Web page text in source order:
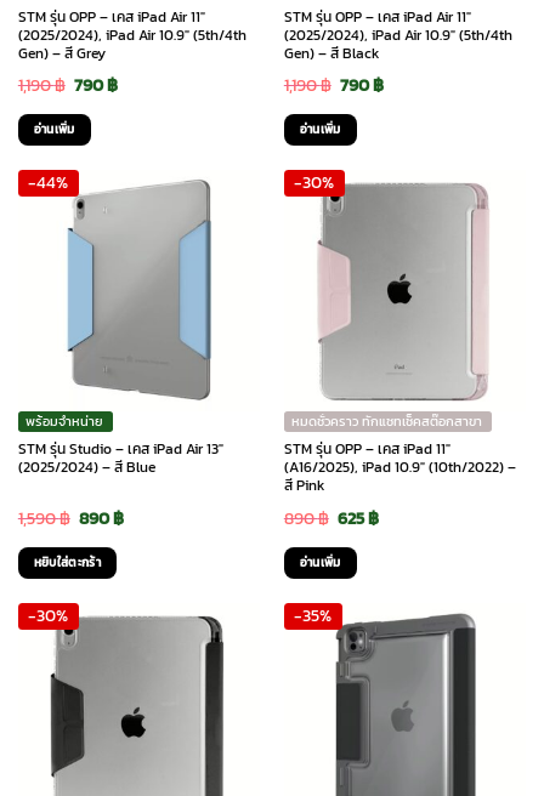
STM รุ่น OPP – เคส iPad Air 11″
(2025/2024), iPad Air 10.9″ (5th/4th
Gen) – สี Grey
1,190฿ Original
price
was:
1,190 ฿.
790฿Current
790 ฿.
อ่านเพิ่ม
STM รุ่น OPP – เคส iPad Air 11″
(2025/2024), iPad Air 10.9″ (5th/4th
Gen) – สี Black
1,190฿ Original
price
was:
1,190 ฿.
790฿Current
790 ฿.
อ่านเพิ่ม
-44%
พร้อมจำหน่าย
STM รุ่น Studio – เคส iPad Air 13″
(2025/2024) – สี Blue
1,590฿ Original
price
was:
1,590 ฿.
890฿Current
890 ฿.
หยิบใส่ตะกร้า
-30%
หมดชั่วคราว ทักแชทเช็คสต๊อกสาขา
STM รุ่น OPP – เคส iPad 11″
(A16/2025), iPad 10.9″ (10th/2022) –
สี Pink
890฿ Original
price
was:
890 ฿.
625฿Current
625 ฿.
อ่านเพิ่ม
-30% -35%